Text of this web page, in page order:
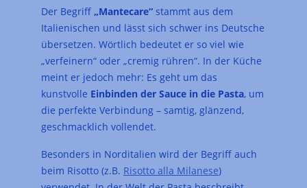
Der Begriff „Mantecare“ stammt aus dem
Italienischen und lässt sich schwer ins Deutsche
übersetzen. Wörtlich bedeutet er so viel wie
„verfeinern“ oder „cremig rühren“. In der Küche
meint er jedoch mehr: Es geht um das
kunstvolle Einbinden der Sauce in die Pasta, um
die perfekte Verbindung – samtig, glänzend,
geschmacklich vollendet.
Besonders in Norditalien wird der Begriff auch
beim Risotto (z.B. Risotto alla Milanese)